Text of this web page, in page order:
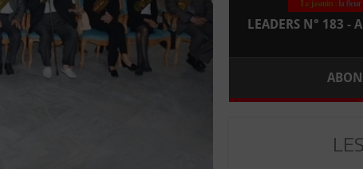
LEADERS N° 183 -